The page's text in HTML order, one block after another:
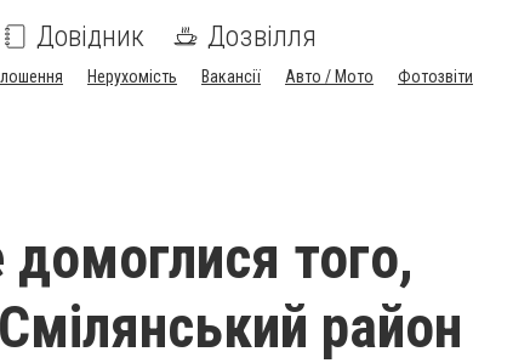
Довідник Дозвілля
Нерухомість Вакансії Авто / Мото
Фотозвіти
домоглися того,
район